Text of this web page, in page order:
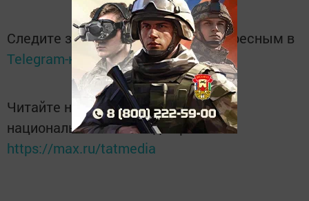
Следите за самым важным и интересным в
Telegram-каналеТатмедиа
Читайте новости Татарстана в
национальном мессенджере MАХ:
https://max.ru/tatmedia